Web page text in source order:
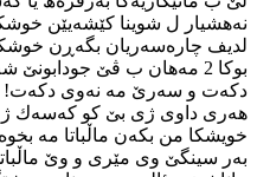
نه‌هشیار ل شوینا كێشه‌یێن
لدیف چاره‌سه‌ریان بگه‌ڕن خوشكا
بوكا 2 مه‌هان ب ڤێ
دكه‌ت و سه‌رێ مه‌ نه‌وی دكه‌ت!
هه‌ری داوی ژی بێ كو كه‌سه‌ك ژ
خویشكا من بكه‌ن ماڵباتا مه‌
به‌ر سینگێ وی مێری و وێ